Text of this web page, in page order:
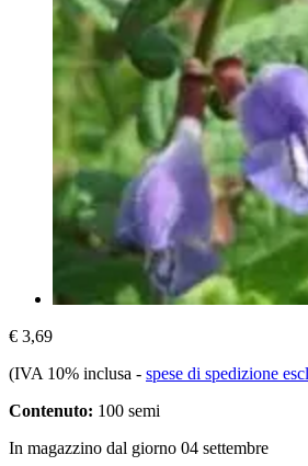
€ 3,69
(IVA 10% inclusa - spese di spedizione
Contenuto: 100 semi
In magazzino dal giorno 04 settembre